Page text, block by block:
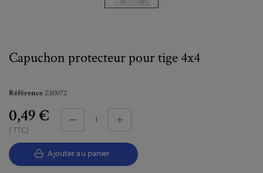
Capuchon protecteur pour tige 4x4
Référence Z80072
0,49 €
TTC
Ajouter au panier